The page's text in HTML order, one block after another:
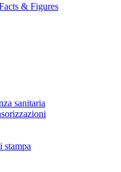
Visita il catalogo B. Braun
& Figures
sanitaria
stampa